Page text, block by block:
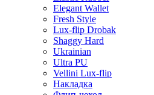
Elegant Wallet
Fresh Style
Lux-flip Drobak
Shaggy Hard
Ukrainian
Ultra PU
Vellini Lux-flip
Накладка